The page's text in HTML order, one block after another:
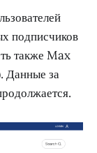
подписчиков
также Max
Данные за